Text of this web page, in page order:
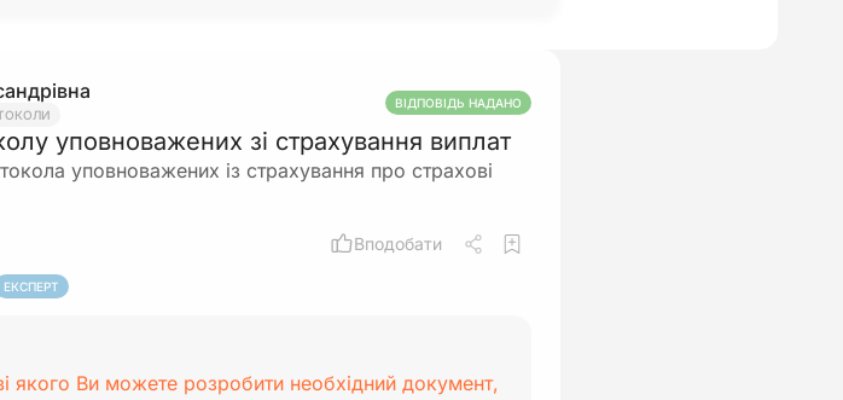
ВІДПОВІДЬ НАДАНО
уповноважених зі страхування виплат
уповноважених із страхування про страхові
Вподобати
ЕКСПЕРТ
якого Ви можете розробити необхідний документ,